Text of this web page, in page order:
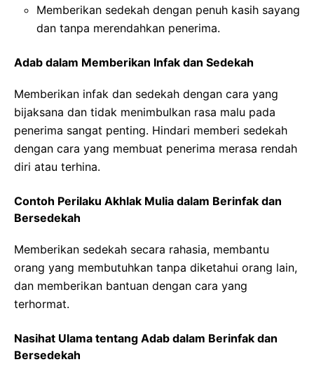
Memberikan sedekah dengan penuh kasih sayang
dan tanpa merendahkan penerima.
Adab dalam Memberikan Infak dan Sedekah
Memberikan infak dan sedekah dengan cara yang
bijaksana dan tidak menimbulkan rasa malu pada
penerima sangat penting. Hindari memberi sedekah
dengan cara yang membuat penerima merasa rendah
diri atau terhina.
Contoh Perilaku Akhlak Mulia dalam Berinfak dan
Bersedekah
Memberikan sedekah secara rahasia, membantu
orang yang membutuhkan tanpa diketahui orang lain,
dan memberikan bantuan dengan cara yang
terhormat.
Nasihat Ulama tentang Adab dalam Berinfak dan
Bersedekah